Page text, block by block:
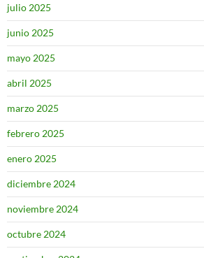
julio 2025
junio 2025
mayo 2025
abril 2025
marzo 2025
febrero 2025
enero 2025
diciembre 2024
noviembre 2024
octubre 2024